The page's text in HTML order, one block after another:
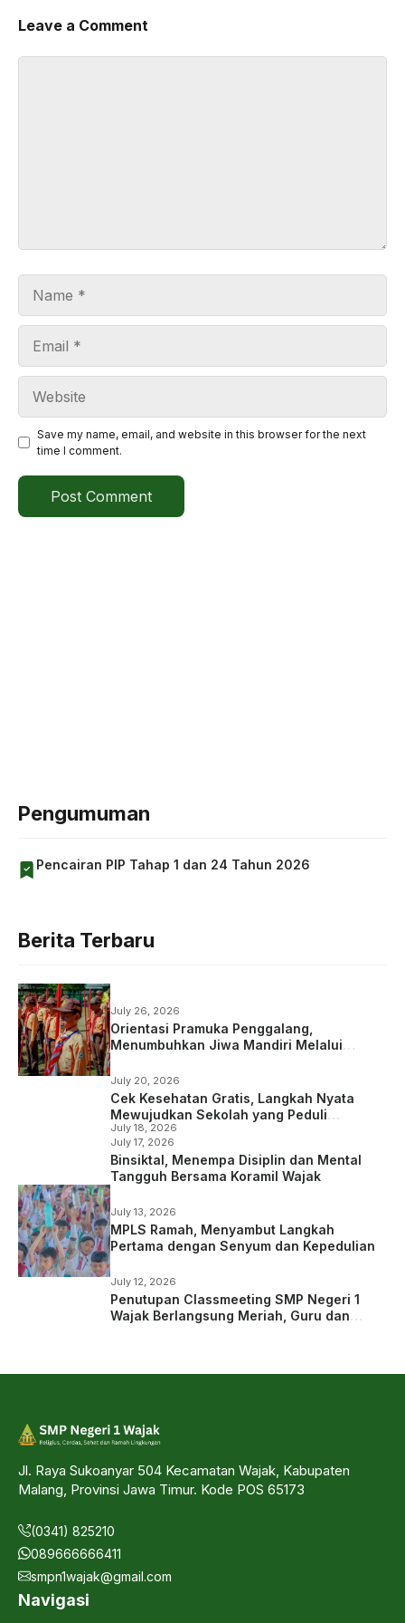
Leave a Comment
Save my name, email, and website in this browser for the next
time I comment.
Pengumuman
Pencairan PIP Tahap 1 dan 24 Tahun 2026
Berita Terbaru
July 26, 2026
Orientasi Pramuka Penggalang,
Menumbuhkan Jiwa Mandiri Melalui
July 20, 2026
Cek Kesehatan Gratis, Langkah Nyata
Mewujudkan Sekolah yang Peduli
Kesehatan
July 18, 2026
July 17, 2026
Binsiktal, Menempa Disiplin dan Mental
Tangguh Bersama Koramil Wajak
July 13, 2026
MPLS Ramah, Menyambut Langkah
Pertama dengan Senyum dan Kepedulian
July 12, 2026
Penutupan Classmeeting SMP Negeri 1
Wajak Berlangsung Meriah, Guru dan
Jl. Raya Sukoanyar 504 Kecamatan Wajak, Kabupaten
Malang, Provinsi Jawa Timur. Kode POS 65173
(0341) 825210
089666666411
smpn1wajak@gmail.com
Navigasi